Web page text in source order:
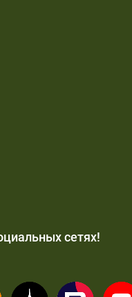
сетях!